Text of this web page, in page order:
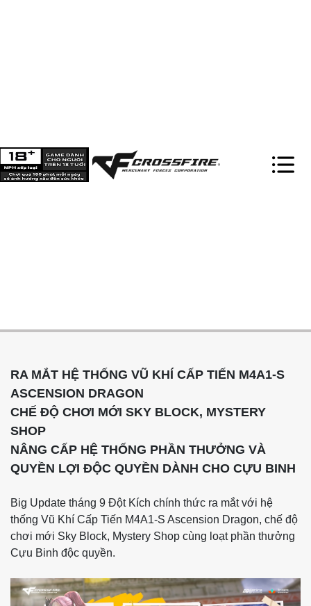
RA MẮT HỆ THỐNG VŨ KHÍ CẤP TIẾN M4A1-S
ASCENSION DRAGON
CHẾ ĐỘ CHƠI MỚI SKY BLOCK, MYSTERY
SHOP
NÂNG CẤP HỆ THỐNG PHẦN THƯỞNG VÀ
QUYỀN LỢI ĐỘC QUYỀN DÀNH CHO CỰU BINH
Big Update tháng 9 Đột Kích chính thức ra mắt với hệ
thống Vũ Khí Cấp Tiến M4A1-S Ascension Dragon, chế độ
chơi mới Sky Block, Mystery Shop cùng loạt phần thưởng
Cựu Binh độc quyền.